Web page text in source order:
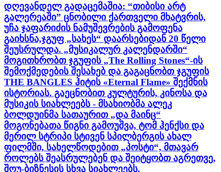
დღევანდელ გადაცემაშია: “თიბისი არტ
გალერეაში” ცნობილი ქართველი მხატვრის,
უჩა ჯაფარიძის ნამუშევრების გამოფენა
გაიხსნა,ჯგუფ „სახეს“ დაარსებიდან 20 წელი
შეუსრულდა. „მუსიკალურ კალენდარში“
მოგითხრობთ ჯგუფის „The Rolling Stones“-ის
შემოქმედების შესახებ და გაგაცნობთ ჯგუფის
THE BANGLES ჰიტის «Eternal Flame» შექმნის
ისტორიას. გაეცნობით კულტურის, კინოსა და
მუსიკის სიახლეებს - მსახიობმა ალეკ
ბოლდუინმა სათაურით „და მაინც“
მოგონებათა წიგნი გამოუშვა, ტომ ჰენქსი და
მერილ სტრიპი სტივენ სპილბერგის ახალ
ფილმში, სახელწოდებით „პოსტი“, მთავარ
როლებს შეასრულებენ და შეიტყობთ აგრეთვე,
შოუ-ბიზნესის სხვა სიახლეებს.